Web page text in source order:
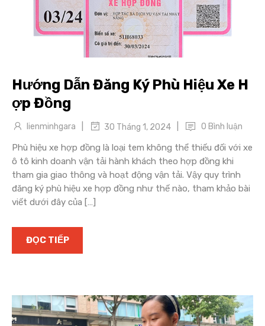
Hướng Dẫn Đăng Ký Phù Hiệu Xe H
ợp Đồng
lienminhgara 30 Tháng 1, 2024 0 Bình luận
Phù hiệu xe hợp đồng là loại tem không thể thiếu đối với xe
ô tô kinh doanh vận tải hành khách theo hợp đồng khi
tham gia giao thông và hoạt động vận tải. Vậy quy trình
đăng ký phù hiệu xe hợp đồng như thế nào, tham khảo bài
viết dưới đây của […]
ĐỌC TIẾP